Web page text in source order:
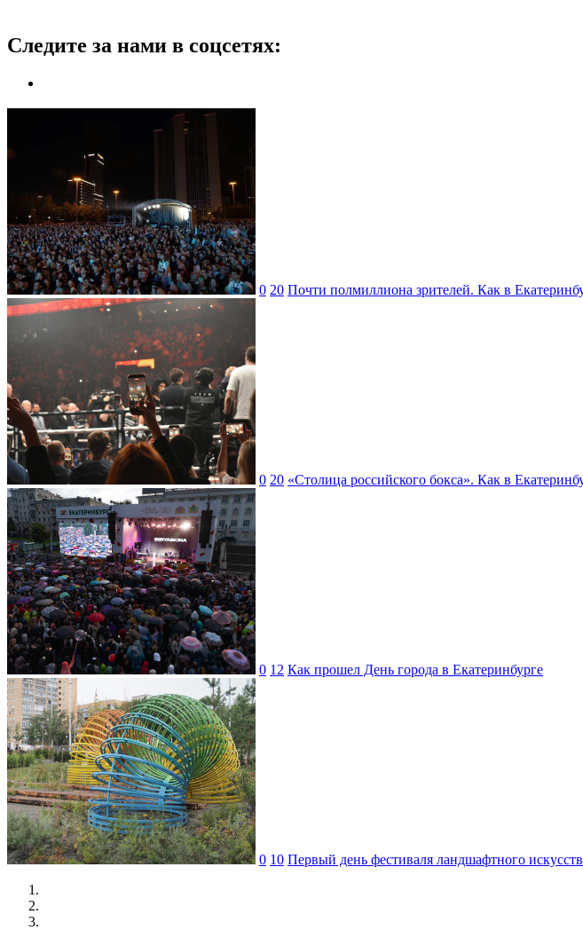
Следите за нами в соцсетях:
0 20 Почти полмиллиона зрителей. Как в
0 20 «Столица российского бокса». Как в
0 12 Как прошел День города в Екатеринбурге
0 10 Первый день фестиваля ландшафтного